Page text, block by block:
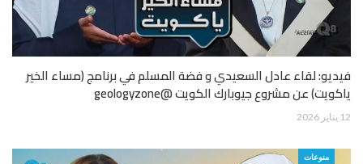
فيديو: لقاء عادل السعيدي و فضة المسلم في برنامج (مساء الخير
ياكويت) عن مشروع جيوبارك الكويت @geologyzone
12 يناير 2026
منوعات